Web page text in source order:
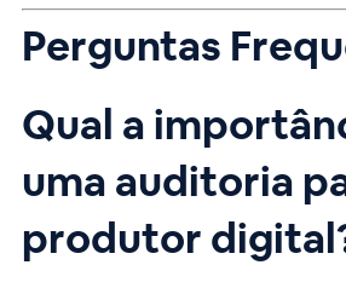
Perguntas
Qual a
uma auditoria
produtor